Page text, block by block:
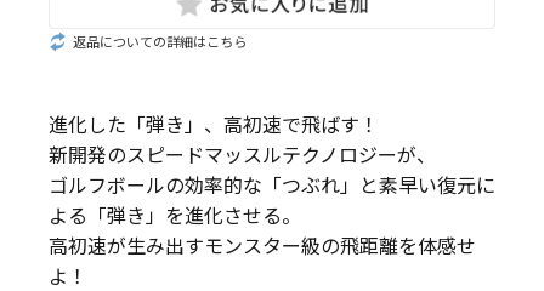
返品についての詳細はこちら
進化した「弾き」、高初速で飛ばす！
新開発のスピードマッスルテクノロジーが、
ゴルフボールの効率的な「つぶれ」と素早い復元に
よる「弾き」を進化させる。
高初速が生み出すモンスター級の飛距離を体感せ
よ！